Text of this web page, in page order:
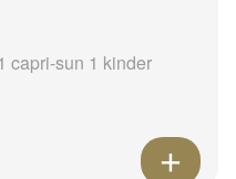
capri-sun 1 kinder